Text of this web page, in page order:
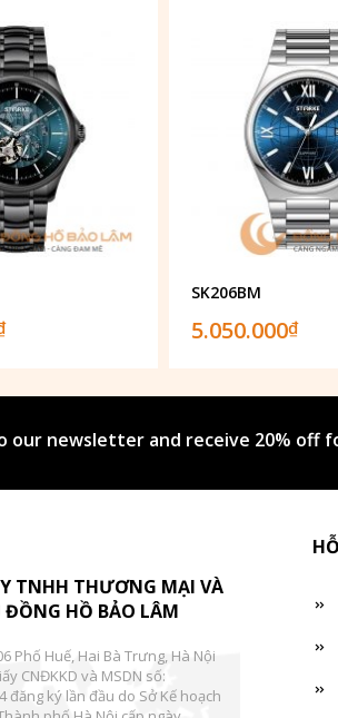
SK206BM
5.050.000₫
our newsletter and receive 20% off
TNHH THƯƠNG MẠI VÀ
ĐỒNG HỒ BẢO LÂM
Phố Huế, Hai Bà Trưng, Hà Nội
CNĐKKD và MSDN số:
đăng ký lần đầu do Sở Kế hoạch